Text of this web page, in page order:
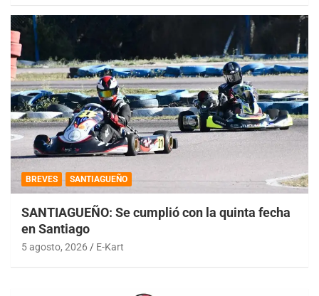
BREVES SANTIAGUEÑO
SANTIAGUEÑO: Se cumplió con la quinta fecha
en Santiago
5 agosto, 2026 E-Kart